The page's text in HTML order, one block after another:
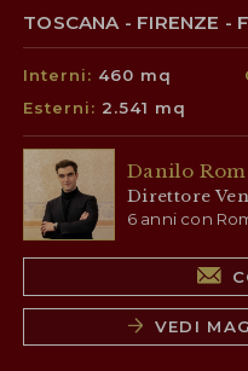
TOSCANA - FIRENZE -
Interni: 460 mq
Esterni: 2.541 mq
Danilo
Direttore
6 anni con
VEDI